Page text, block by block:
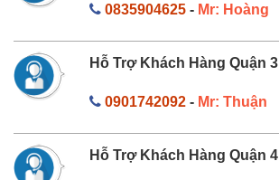
0835904625- Mr: Hoàng
Hỗ Trợ Khách Hàng Quận 3
0901742092- Mr: Thuận
Hỗ Trợ Khách Hàng Quận 4